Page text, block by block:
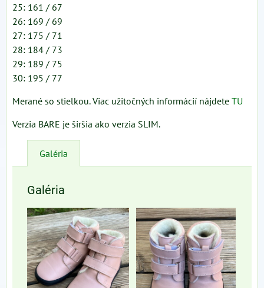
25: 161 / 67
26: 169 / 69
27: 175 / 71
28: 184 / 73
29: 189 / 75
30: 195 / 77
Merané so stielkou. Viac užitočných informácií nájdete TU
Verzia BARE je širšia ako verzia SLIM.
Galéria
Galéria